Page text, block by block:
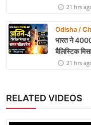
21 hrs
Odisha /
भारत ने
बैलिस्टिक
21 hrs
RELATED VIDEOS